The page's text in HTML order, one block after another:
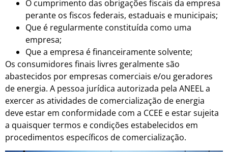
O cumprimento das obrigações fiscais da empresa
perante os fiscos federais, estaduais e municipais;
Que é regularmente constituída como uma
empresa;
Que a empresa é financeiramente solvente;
Os consumidores finais livres geralmente são
abastecidos por empresas comerciais e/ou geradores
de energia. A pessoa jurídica autorizada pela ANEEL a
exercer as atividades de comercialização de energia
deve estar em conformidade com a CCEE e estar sujeita
a quaisquer termos e condições estabelecidos em
procedimentos específicos de comercialização.